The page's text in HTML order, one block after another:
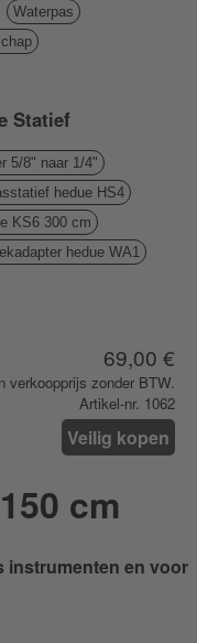
Waterpas
Statief
5/8" naar 1/4"
hedue HS4
KS6 300 cm
hedue WA1
69,00 €
verkoopprijs zonder BTW.
Artikel-nr. 1062
Veilig kopen
cm
instrumenten en voor